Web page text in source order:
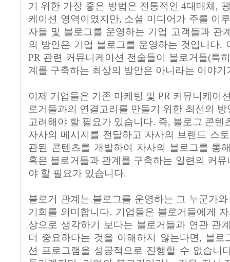
기 위한 가장 좋은 방법은 전통적인 4대매체,
케이션 영역이였지만, 소셜 미디어가 주를 이
자들 및 블로그를 운영하는 기업 고객들과 관
의 방안은 기업 블로그를 운영하는 것입니다.
PR 관련 커뮤니케이션 전술들이 블로거들(특
계를 구축하는 최상의 방안은 아니라는 이야기
이제 기업들은 기존 마케팅 및 PR 커뮤니케이
로거들과의 연결고리를 만들기 위한 최선의
고려해야 할 필요가 있습니다. 즉, 블로그 콘텐
자사의 메시지를 전달하고 자사의 브랜드 스
관된 콘텐츠를 개발하여 자사의 블로그를 통
혹은 블로거들과 관계를 구축하는 일련의 커
야 할 필요가 있습니다.
블로거 관계는 블로그를 운영하는 그 누군가
기회를 의미합니다. 기업들은 블로거들에게
상으로 생각하기 보다는 블로거들과 연관 관
더 중요하다는 것을 이해하지 않는다면, 블로
션 프로그램을 성공적으로 진행할 수 없습니